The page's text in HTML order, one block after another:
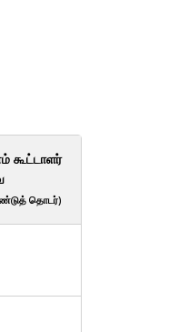
கூட்டாளர்
தொடர்)